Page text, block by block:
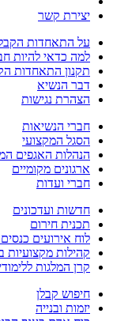
יצירת קשר
על התאחדות
למה כדאי להיות
תקנון התאחדות
דבר הנשיא
הצהרת נגישות
חברי הנשיאות
הסגל המקצועי
הנהלות האגפים
ארגונים מקומיים
חברי ועדות
חדשות ועדכונים
תכנית חירום
לוח אירועים
קהילות מקצועיות
קרן המלגות
חיפוש קבלן
יזמות ובנייה